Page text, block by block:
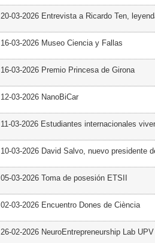
20-03-2026 Entrevista a Ricardo Ten,
16-03-2026 Museo Ciencia y Fallas
16-03-2026 Premio Princesa de Girona
12-03-2026 NanoBiCar
11-03-2026 Estudiantes internacionales
10-03-2026 David Salvo, nuevo presidente
05-03-2026 Toma de posesión ETSII
02-03-2026 Encuentro Dones de Ciència
26-02-2026 NeuroEntrepreneurship Lab UPV